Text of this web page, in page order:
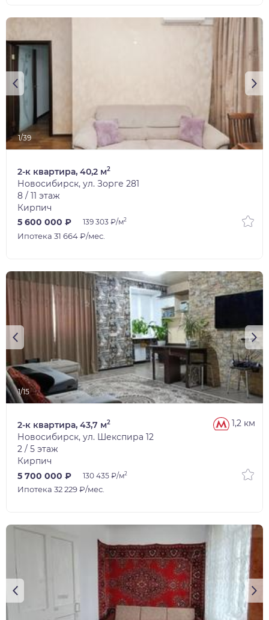
1/39
2-к квартира, 40,2 м2
Новосибирск, ул. Зорге 281
8 / 11 этаж
Кирпич
5 600 000 ₽
139 303 ₽/м2
Ипотека 31 664 ₽/мес.
1/15
1,2 км
2-к квартира, 43,7 м2
Новосибирск, ул. Шекспира 12
2 / 5 этаж
Кирпич
5 700 000 ₽
130 435 ₽/м2
Ипотека 32 229 ₽/мес.